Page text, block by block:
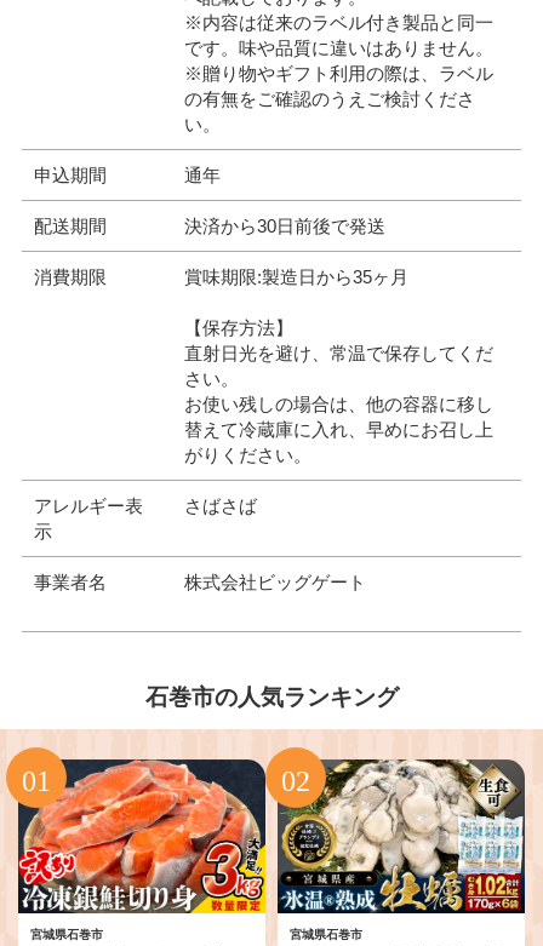
※内容は従来のラベル付き製品と同一
です。味や品質に違いはありません。
※贈り物やギフト利用の際は、ラベル
の有無をご確認のうえご検討くださ
い。
申込期間 通年
配送期間 決済から30日前後で発送
消費期限 賞味期限:製造日から35ヶ月
【保存方法】
直射日光を避け、常温で保存してくだ
さい。
お使い残しの場合は、他の容器に移し
替えて冷蔵庫に入れ、早めにお召し上
がりください。
アレルギー表
示
さばさば
事業者名 株式会社ビッグゲート
石巻市の人気ランキング
宮城県石巻市 宮城県石巻市